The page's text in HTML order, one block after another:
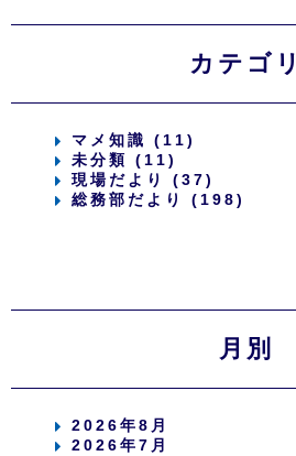
カテゴリ
マメ知識 (11)
未分類 (11)
現場だより (37)
総務部だより (198)
月別
2026年8月
2026年7月